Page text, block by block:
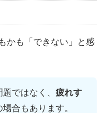
かも「できない」と感
ではなく、 疲れす
場合もあります。